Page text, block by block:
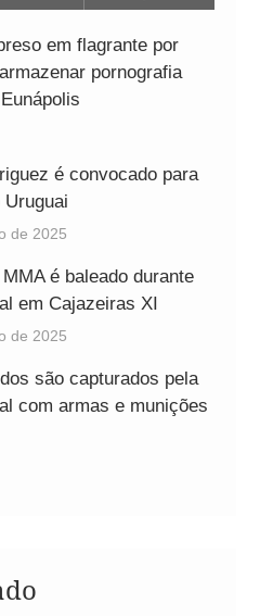
em flagrante por
pornografia
é convocado para
de 2025
é baleado durante
em Cajazeiras XI
de 2025
são capturados pela
com armas e munições